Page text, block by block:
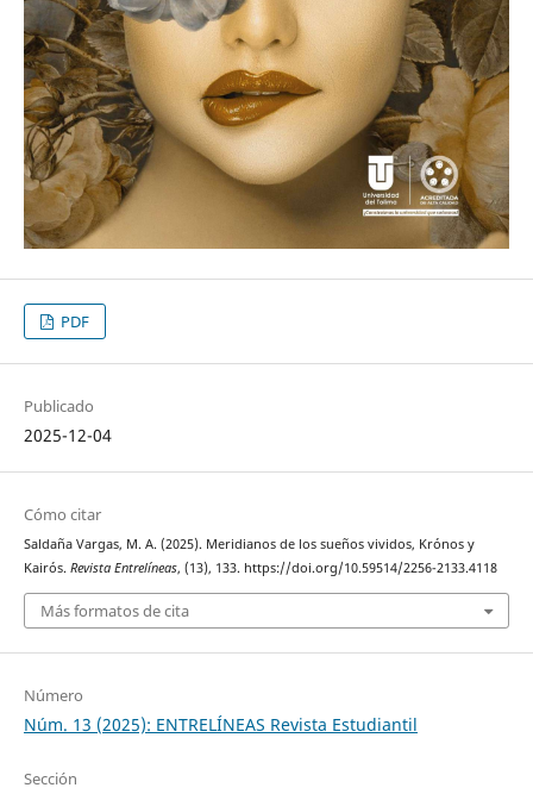
PDF
Publicado
2025-12-04
Cómo citar
Saldaña Vargas, M. A. (2025). Meridianos de los sueños vividos, Krónos y
Kairós. Revista Entrelíneas, (13), 133. https://doi.org/10.59514/2256-2133.4118
Más formatos de cita
Número
Núm. 13 (2025): ENTRELÍNEAS Revista Estudiantil
Sección